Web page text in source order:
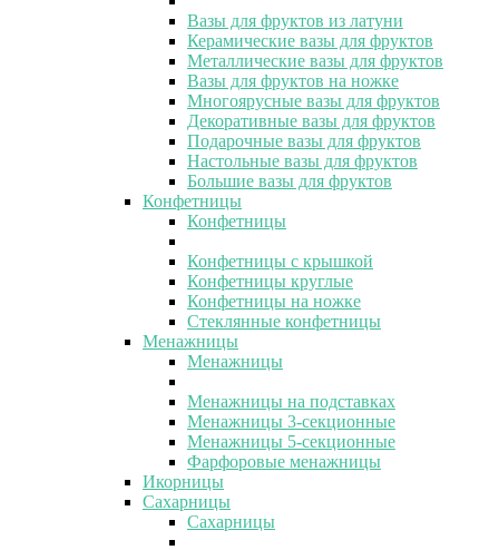
Вазы для фруктов из латуни
Керамические вазы для фруктов
Металлические вазы для фруктов
Вазы для фруктов на ножке
Многоярусные вазы для фруктов
Декоративные вазы для фруктов
Подарочные вазы для фруктов
Настольные вазы для фруктов
Большие вазы для фруктов
Конфетницы
Конфетницы
Конфетницы с крышкой
Конфетницы круглые
Конфетницы на ножке
Стеклянные конфетницы
Менажницы
Менажницы
Менажницы на подставках
Менажницы 3-секционные
Менажницы 5-секционные
Фарфоровые менажницы
Икорницы
Сахарницы
Сахарницы